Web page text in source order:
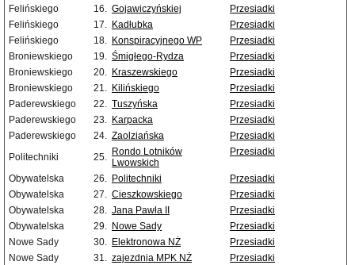
Felińskiego
16. Gojawiczyńskiej
Przesiadki
Felińskiego
17. Kadłubka
Przesiadki
Felińskiego
18. Konspiracyjnego WP
Przesiadki
Broniewskiego
19. Śmigłego-Rydza
Przesiadki
Broniewskiego
20. Kraszewskiego
Przesiadki
Broniewskiego
21. Kilińskiego
Przesiadki
Paderewskiego
22. Tuszyńska
Przesiadki
Paderewskiego
23. Karpacka
Przesiadki
Paderewskiego
24. Zaolziańska
Przesiadki
Politechniki
25. Rondo Lotników
Lwowskich
Przesiadki
Obywatelska 26. Politechniki
Przesiadki
Obywatelska
27. Cieszkowskiego
Przesiadki
Obywatelska
28. Jana Pawła II
Przesiadki
Obywatelska
29. Nowe Sady
Przesiadki
Nowe Sady
30. Elektronowa NŻ
Przesiadki
Nowe Sady
31. zajezdnia MPK NŻ
Przesiadki